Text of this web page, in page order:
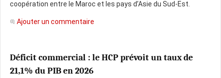
coopération entre le Maroc et les pays d’Asie du Sud-Est.
Ajouter un commentaire
Déficit commercial : le HCP prévoit un taux de
21,1% du PIB en 2026